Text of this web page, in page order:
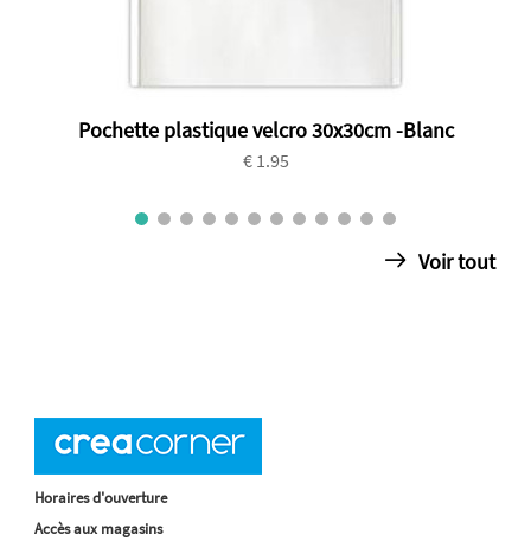
Pochette plastique velcro 30x30cm -Blanc
€ 1.95
Voir tout
Horaires d'ouverture
Accès aux magasins